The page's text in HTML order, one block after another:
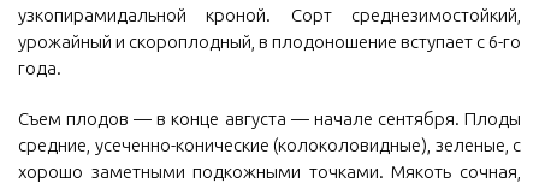
узкопирамидальной кроной. Сорт среднезимостойкий,
урожайный и скороплодный, в плодоношение вступает с 6-го
года.
Съем плодов — в конце августа — начале сентября. Плоды
средние, усеченно-конические (колоколовидные), зеленые, с
хорошо заметными подкожными точками. Мякоть сочная,